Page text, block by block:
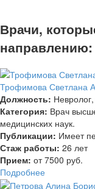
Врачи,
направлению:
Трофимова Светлана
Должность:
Категория: Врач
медицинских наук.
Публикации: Имеет
Стаж работы: 26 лет
Прием: от 7500 руб.
Подробнее